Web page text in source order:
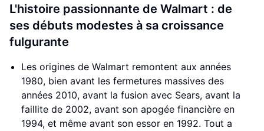
L'histoire passionnante de Walmart : de
ses débuts modestes à sa croissance
fulgurante
Les origines de Walmart remontent aux années
1980, bien avant les fermetures massives des
années 2010, avant la fusion avec Sears, avant la
faillite de 2002, avant son apogée financière en
1994, et même avant son essor en 1992. Tout a